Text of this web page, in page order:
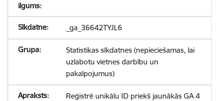
_ga_36642TYJL6
Statistikas sīkdatnes (nepieciešamas, lai
uzlabotu vietnes darbību un
pakalpojumus)
Reģistrē unikālu ID priekš jaunākās GA 4